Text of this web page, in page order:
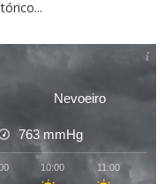
Nevoeiro
763 mmHg
10:00 11:00